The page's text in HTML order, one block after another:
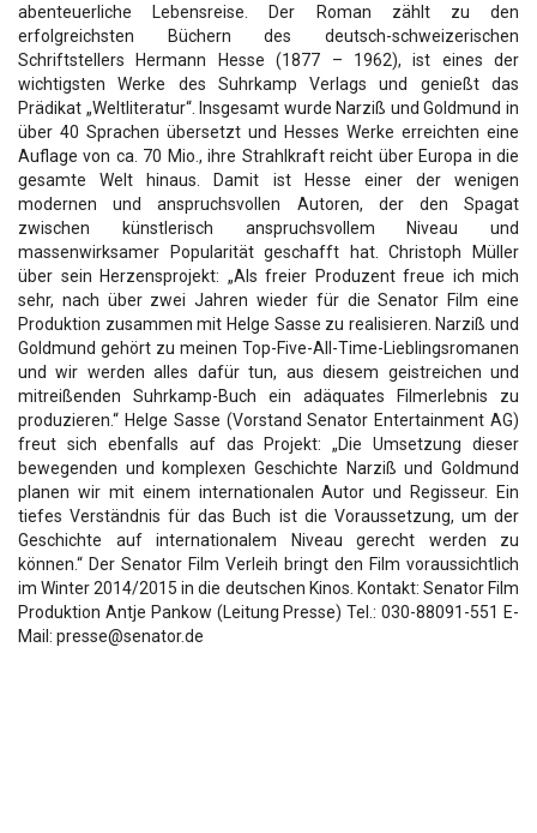
abenteuerliche Lebensreise. Der Roman zählt zu den
erfolgreichsten Büchern des deutsch-schweizerischen
Schriftstellers Hermann Hesse (1877 – 1962), ist eines der
wichtigsten Werke des Suhrkamp Verlags und genießt das
Prädikat „Weltliteratur“. Insgesamt wurde Narziß und Goldmund in
über 40 Sprachen übersetzt und Hesses Werke erreichten eine
Auflage von ca. 70 Mio., ihre Strahlkraft reicht über Europa in die
gesamte Welt hinaus. Damit ist Hesse einer der wenigen
modernen und anspruchsvollen Autoren, der den Spagat
zwischen künstlerisch anspruchsvollem Niveau und
massenwirksamer Popularität geschafft hat. Christoph Müller
über sein Herzensprojekt: „Als freier Produzent freue ich mich
sehr, nach über zwei Jahren wieder für die Senator Film eine
Produktion zusammen mit Helge Sasse zu realisieren. Narziß und
Goldmund gehört zu meinen Top-Five-All-Time-Lieblingsromanen
und wir werden alles dafür tun, aus diesem geistreichen und
mitreißenden Suhrkamp-Buch ein adäquates Filmerlebnis zu
produzieren.“ Helge Sasse (Vorstand Senator Entertainment AG)
freut sich ebenfalls auf das Projekt: „Die Umsetzung dieser
bewegenden und komplexen Geschichte Narziß und Goldmund
planen wir mit einem internationalen Autor und Regisseur. Ein
tiefes Verständnis für das Buch ist die Voraussetzung, um der
Geschichte auf internationalem Niveau gerecht werden zu
können.“ Der Senator Film Verleih bringt den Film voraussichtlich
im Winter 2014/2015 in die deutschen Kinos. Kontakt: Senator Film
Produktion Antje Pankow (Leitung Presse) Tel.: 030-88091-551 E-
Mail: presse@senator.de